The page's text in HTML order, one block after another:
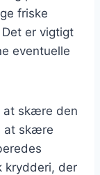
friske
er vigtigt
eventuelle
at skære den
at skære
krydderi, der